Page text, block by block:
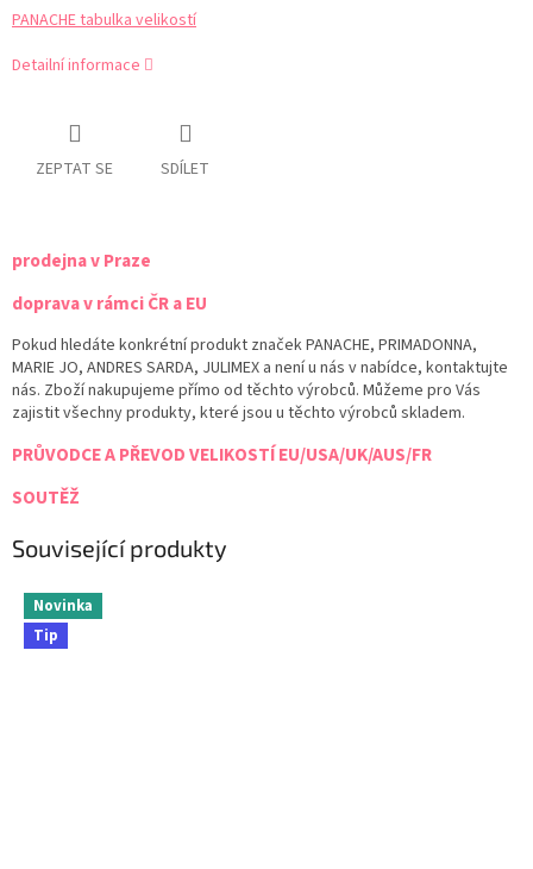
PANACHE tabulka velikostí
Detailní informace
ZEPTAT SE SDÍLET
prodejna v Praze
doprava v rámci ČR a EU
Pokud hledáte konkrétní produkt značek PANACHE, PRIMADONNA,
MARIE JO, ANDRES SARDA, JULIMEX a není u nás v nabídce, kontaktujte
nás. Zboží nakupujeme přímo od těchto výrobců. Můžeme pro Vás
zajistit všechny produkty, které jsou u těchto výrobců skladem.
PRŮVODCE A PŘEVOD VELIKOSTÍ EU/USA/UK/AUS/FR
SOUTĚŽ
Související produkty
Novinka
Tip